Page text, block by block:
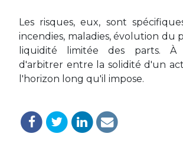
Les risques, eux, sont
incendies, maladies, évolution du
liquidité limitée des parts. À
d'arbitrer entre la solidité d'un
l'horizon long qu'il impose.